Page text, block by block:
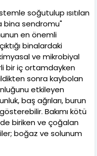
soğutulup ısıtılan
bina sendromu"
en önemli
binalardaki
ve mikrobiyal
bir iç ortamdayken
sonra kaybolan
etkileyen
baş ağrıları, burun
Bakımı kötü
biriken ve çoğalan
boğaz ve solunum